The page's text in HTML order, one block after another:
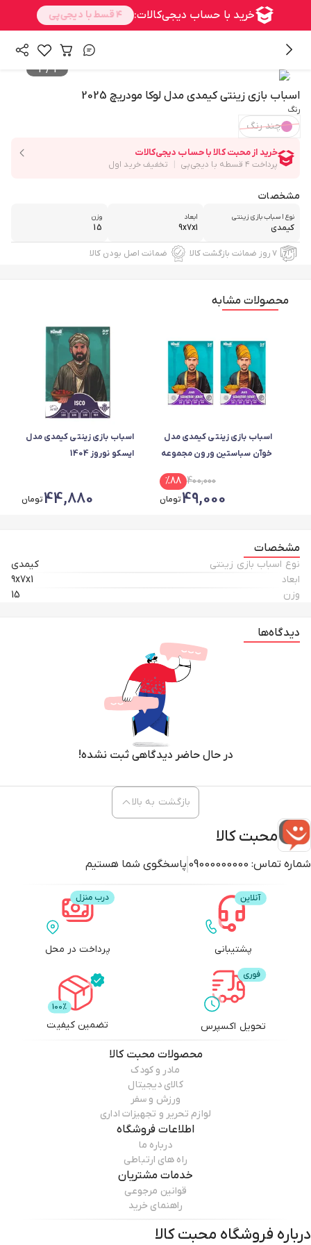
1
/
2
اسباب بازی زینتی کیمدی مدل لوکا مودریچ 2025
رنگ
چند رنگ
مشخصات
نوع اسباب بازی زینتی
کیمدی
ابعاد
9x7x1
وزن
15
۷ روز ضمانت بازگشت کالا ضمانت اصل بودن کالا
محصولات مشابه
اسباب بازی زینتی کیمدی مدل
خوآن سباستین ورون مجموعه
400,000
%88
49,000تومان
اسباب بازی زینتی کیمدی مدل
ایسکو نوروز 1404
44,880تومان
مشخصات
نوع اسباب بازی زینتی
کیمدی
ابعاد
9x7x1
وزن
15
دیدگاه‌ها
در حال حاضر دیدگاهی ثبت نشده!
محبت کالا
شماره تماس: 09000000000 پاسخگوی شما هستیم
بازگشت به بالا
پشتیبانی پرداخت در محل
تحویل اکسپرس تضمین کیفیت
محصولاتمحبت کالا
مادر و کودک
کالای دیجیتال
ورزش و سفر
لوازم تحریر و تجهیزات اداری
اطلاعات فروشگاه
درباره ما
راه های ارتباطی
خدمات مشتریان
قوانین مرجوعی
راهنمای خرید
درباره فروشگاه محبت کالا